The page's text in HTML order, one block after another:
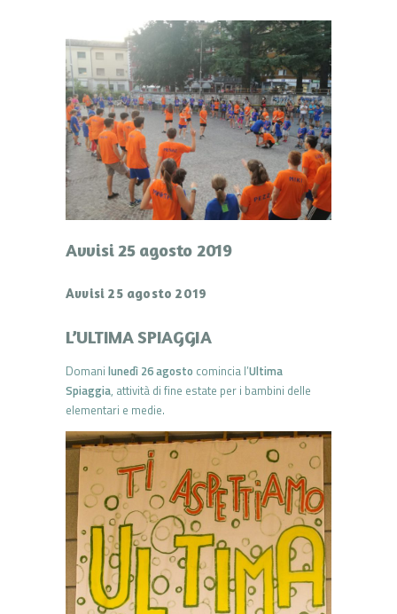
CONTATTI
LOGIN
Avvisi 25 agosto 2019
Avvisi 25 agosto 2019
L’ULTIMA SPIAGGIA
Domani lunedì 26 agosto comincia l’Ultima
Spiaggia, attività di fine estate per i bambini delle
elementari e medie.